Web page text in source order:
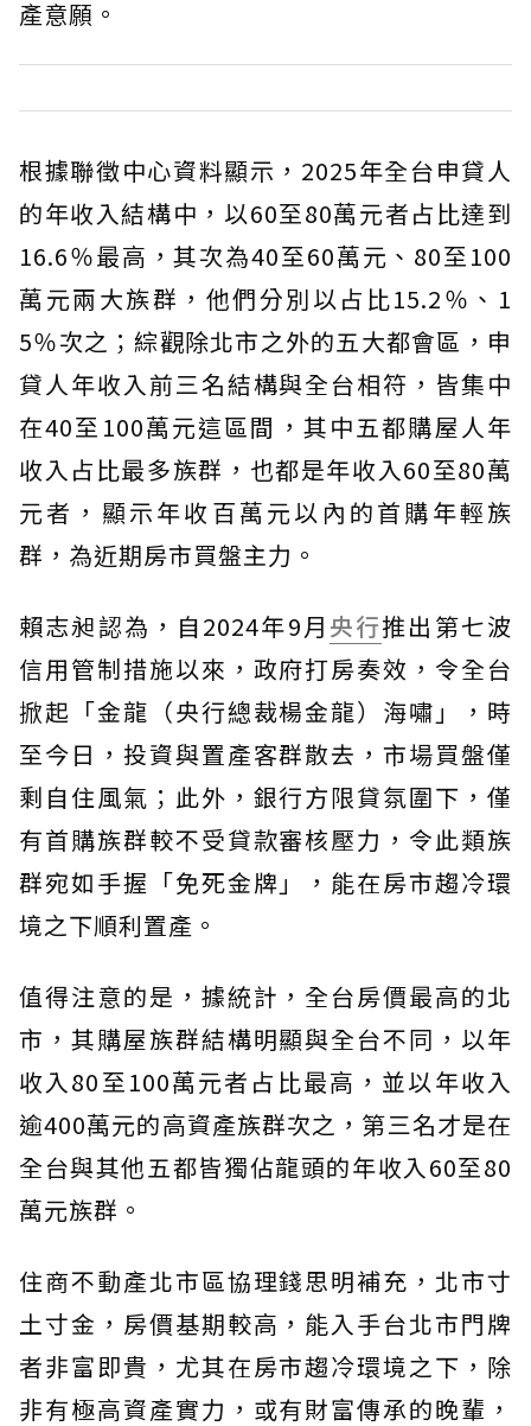
產意願。
根據聯徵中心資料顯示，2025年全台申貸人
的年收入結構中，以60至80萬元者占比達到
16.6％最高，其次為40至60萬元、80至100
萬元兩大族群，他們分別以占比15.2％、1
5％次之；綜觀除北市之外的五大都會區，申
貸人年收入前三名結構與全台相符，皆集中
在40至100萬元這區間，其中五都購屋人年
收入占比最多族群，也都是年收入60至80萬
元者，顯示年收百萬元以內的首購年輕族
群，為近期房市買盤主力。
賴志昶認為，自2024年9月 央行推出第七波
信用管制措施以來，政府打房奏效，令全台
掀起「金龍（央行總裁楊金龍）海嘯」，時
至今日，投資與置產客群散去，市場買盤僅
剩自住風氣；此外，銀行方限貸氛圍下，僅
有首購族群較不受貸款審核壓力，令此類族
群宛如手握「免死金牌」，能在房市趨冷環
境之下順利置產。
值得注意的是，據統計，全台房價最高的北
市，其購屋族群結構明顯與全台不同，以年
收入80至100萬元者占比最高，並以年收入
逾400萬元的高資產族群次之，第三名才是在
全台與其他五都皆獨佔龍頭的年收入60至80
萬元族群。
住商不動產北市區協理錢思明補充，北市寸
土寸金，房價基期較高，能入手台北市門牌
者非富即貴，尤其在房市趨冷環境之下，除
非有極高資產實力，或有財富傳承的晚輩，